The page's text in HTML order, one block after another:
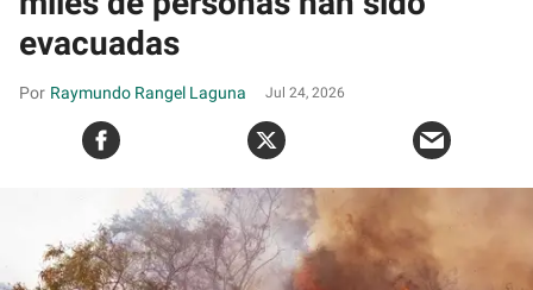
evacuadas
Raymundo Rangel Laguna Jul 24, 2026